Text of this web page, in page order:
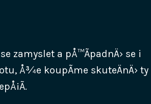
zamyslet a pÅ™Ã­padnÄ› se i
Å¾e koupÃ­me skuteÄnÄ› ty